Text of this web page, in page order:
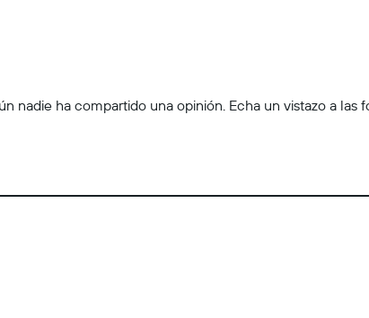
nadie ha compartido una opinión. Echa un vistazo a las